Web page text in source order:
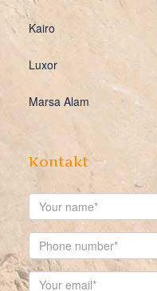
Kairo
Luxor
Marsa Alam
Kontakt